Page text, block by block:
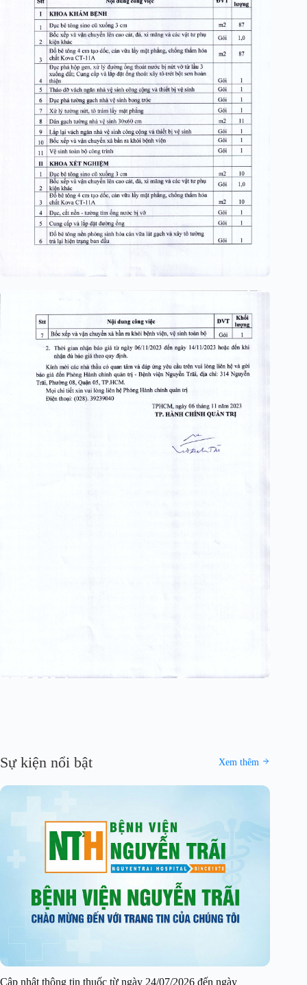
Sự kiện nổi bật Xem thêm
Cập nhật thông tin thuốc từ ngày 24/07/2026 đến ngày